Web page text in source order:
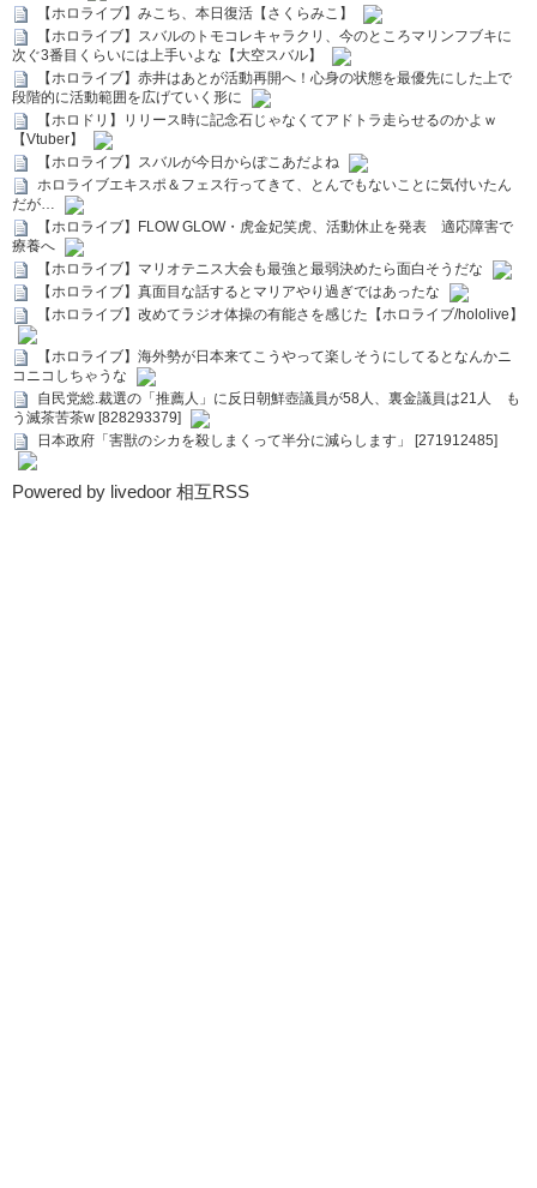
【ホロライブ】みこち、本日復活【さくらみこ】
【ホロライブ】スバルのトモコレキャラクリ、今のところマリンフブキに
次ぐ3番目くらいには上手いよな【大空スバル】
【ホロライブ】赤井はあとが活動再開へ！心身の状態を最優先にした上で
段階的に活動範囲を広げていく形に
【ホロドリ】リリース時に記念石じゃなくてアドトラ走らせるのかよｗ
【Vtuber】
【ホロライブ】スバルが今日からぽこあだよね
ホロライブエキスポ＆フェス行ってきて、とんでもないことに気付いたん
だが…
【ホロライブ】FLOW GLOW・虎金妃笑虎、活動休止を発表 適応障害で
療養へ
【ホロライブ】マリオテニス大会も最強と最弱決めたら面白そうだな
【ホロライブ】真面目な話するとマリアやり過ぎではあったな
【ホロライブ】改めてラジオ体操の有能さを感じた【ホロライブ/hololive】
【ホロライブ】海外勢が日本来てこうやって楽しそうにしてるとなんかニ
コニコしちゃうな
自民党総.裁選の「推薦人」に反日朝鮮壺議員が58人、裏金議員は21人 も
う滅茶苦茶w [828293379]
日本政府「害獣のシカを殺しまくって半分に減らします」 [271912485]
Powered by livedoor 相互RSS